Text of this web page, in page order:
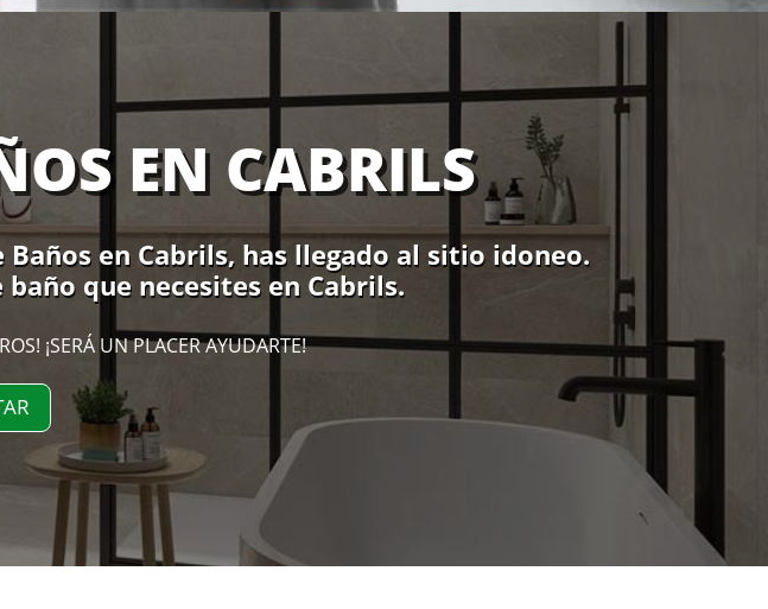
EN CABRILS
en Cabrils, has llegado al sitio idoneo.
que necesites en Cabrils.
¡SERÁ UN PLACER AYUDARTE!